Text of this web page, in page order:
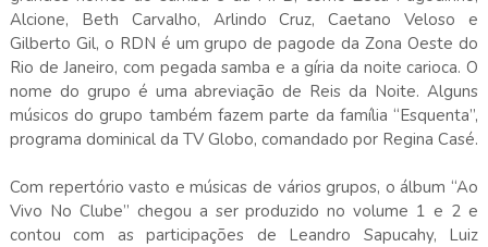
Alcione, Beth Carvalho, Arlindo Cruz, Caetano Veloso e
Gilberto Gil, o RDN é um grupo de pagode da Zona Oeste do
Rio de Janeiro, com pegada samba e a gíria da noite carioca. O
nome do grupo é uma abreviação de Reis da Noite. Alguns
músicos do grupo também fazem parte da família “Esquenta”,
programa dominical da TV Globo, comandado por Regina Casé.
Com repertório vasto e músicas de vários grupos, o álbum “Ao
Vivo No Clube” chegou a ser produzido no volume 1 e 2 e
contou com as participações de Leandro Sapucahy, Luiz